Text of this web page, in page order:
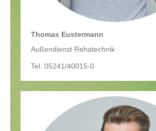
Thomas Eustermann
Außendienst Rehatechnik
Tel. 05241/40015-0